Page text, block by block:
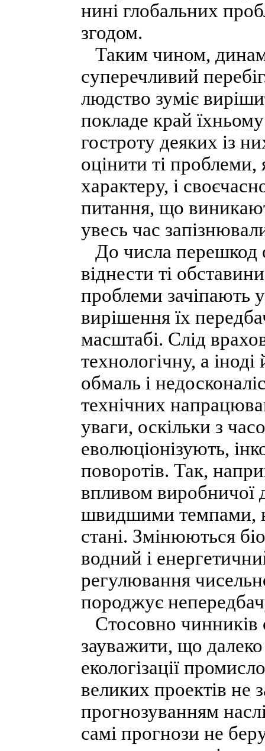
нині глобальних
згодом.
Таким чином,
суперечливий
людство зуміє
покладе край
гостроту деяких із
оцінити ті
характеру, і
питання, що
увесь час
До числа перешкод
віднести ті
проблеми зачіпають
вирішення їх
масштабі. Слід
технологічну, а
обмаль і
технічних
уваги, оскільки з
еволюціонізують,
поворотів. Так,
впливом виробничої
швидшими темпами,
стані. Змінюються
водний і
регулювання
породжує
Стосовно чинників
зауважити, що
екологізації
великих проектів не
прогнозуванням
самі прогнози не